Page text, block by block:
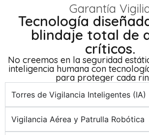
Garantía
Tecnología
blindaje total de
críticos.
No creemos en la seguridad
inteligencia humana con
para proteger cada
Torres de Vigilancia Inteligentes (IA)
Vigilancia Aérea y Patrulla Robótica